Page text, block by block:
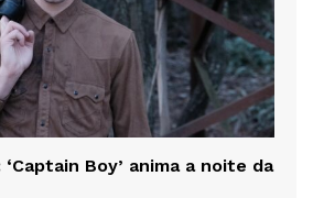
Boy’ anima a noite da